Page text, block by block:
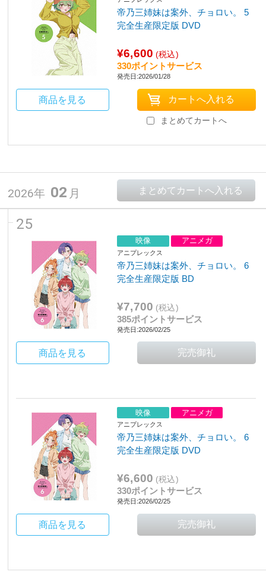
帝乃三姉妹は案外、チョロい。 5
完全生産限定版 DVD
¥6,600 (税込)
330ポイントサービス
発売日:2026/01/28
商品を見る
まとめてカートへ
2026年 02 月
25
映像 アニメガ
アニプレックス
帝乃三姉妹は案外、チョロい。 6
完全生産限定版 BD
¥7,700 (税込)
385ポイントサービス
発売日:2026/02/25
商品を見る
映像 アニメガ
アニプレックス
帝乃三姉妹は案外、チョロい。 6
完全生産限定版 DVD
¥6,600 (税込)
330ポイントサービス
発売日:2026/02/25
商品を見る